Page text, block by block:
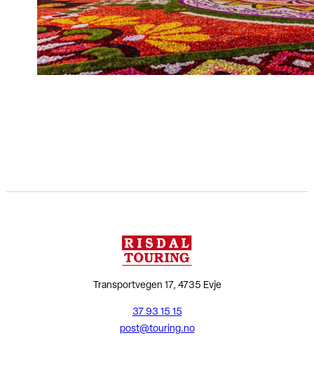
Transportvegen 17, 4735 Evje
37 93 15 15
post@touring.no